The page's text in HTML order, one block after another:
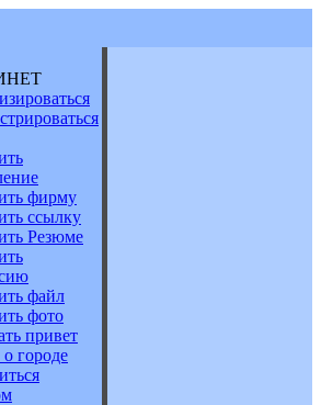
фирму
ссылку
Резюме
файл
фото
привет
городе